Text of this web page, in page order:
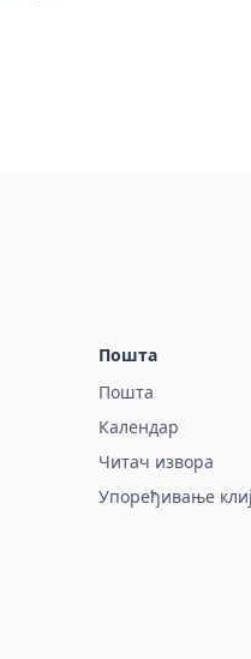
Пошта
Пошта
Календар
Читач извора
Упоређивање